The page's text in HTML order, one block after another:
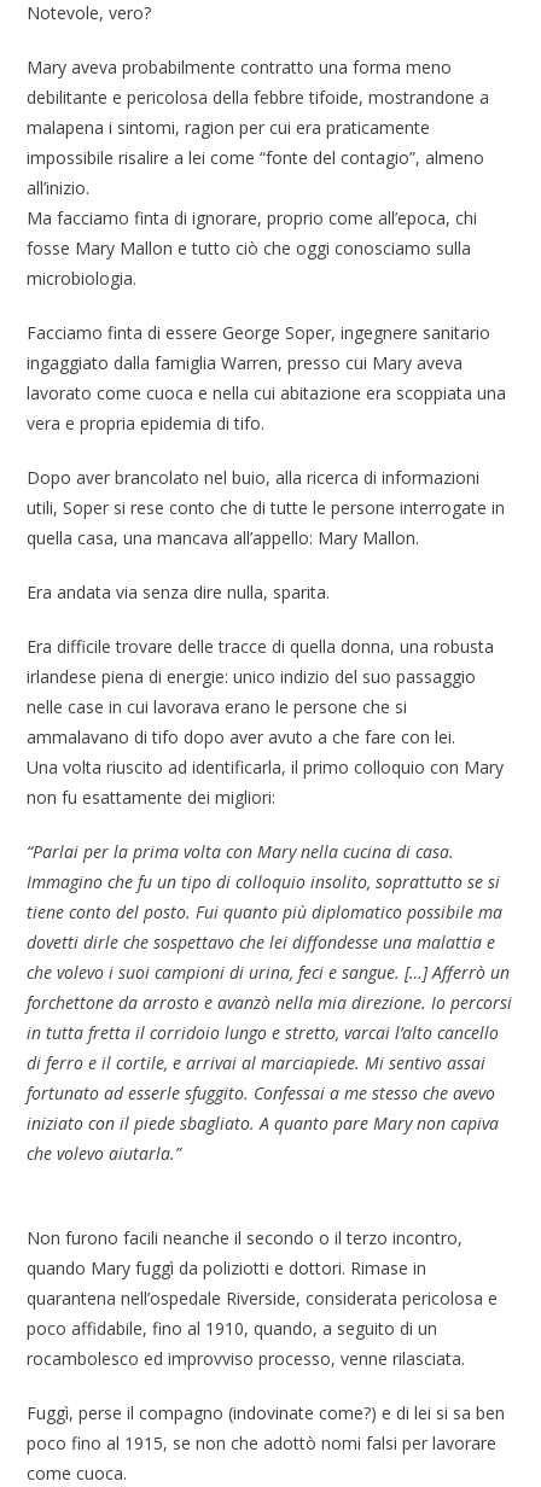
Notevole, vero?
Mary aveva probabilmente contratto una forma meno
debilitante e pericolosa della febbre tifoide, mostrandone a
malapena i sintomi, ragion per cui era praticamente
impossibile risalire a lei come “fonte del contagio”, almeno
all’inizio.
Ma facciamo finta di ignorare, proprio come all’epoca, chi
fosse Mary Mallon e tutto ciò che oggi conosciamo sulla
microbiologia.
Facciamo finta di essere George Soper, ingegnere sanitario
ingaggiato dalla famiglia Warren, presso cui Mary aveva
lavorato come cuoca e nella cui abitazione era scoppiata una
vera e propria epidemia di tifo.
Dopo aver brancolato nel buio, alla ricerca di informazioni
utili, Soper si rese conto che di tutte le persone interrogate in
quella casa, una mancava all’appello: Mary Mallon.
Era andata via senza dire nulla, sparita.
Era difficile trovare delle tracce di quella donna, una robusta
irlandese piena di energie: unico indizio del suo passaggio
nelle case in cui lavorava erano le persone che si
ammalavano di tifo dopo aver avuto a che fare con lei.
Una volta riuscito ad identificarla, il primo colloquio con Mary
non fu esattamente dei migliori:
“Parlai per la prima volta con Mary nella cucina di casa.
Immagino che fu un tipo di colloquio insolito, soprattutto se si
tiene conto del posto. Fui quanto più diplomatico possibile ma
dovetti dirle che sospettavo che lei diffondesse una malattia e
che volevo i suoi campioni di urina, feci e sangue. […] Afferrò un
forchettone da arrosto e avanzò nella mia direzione. Io percorsi
in tutta fretta il corridoio lungo e stretto, varcai l’alto cancello
di ferro e il cortile, e arrivai al marciapiede. Mi sentivo assai
fortunato ad esserle sfuggito. Confessai a me stesso che avevo
iniziato con il piede sbagliato. A quanto pare Mary non capiva
che volevo aiutarla.”
Non furono facili neanche il secondo o il terzo incontro,
quando Mary fuggì da poliziotti e dottori. Rimase in
quarantena nell’ospedale Riverside, considerata pericolosa e
poco affidabile, fino al 1910, quando, a seguito di un
rocambolesco ed improvviso processo, venne rilasciata.
Fuggì, perse il compagno (indovinate come?) e di lei si sa ben
poco fino al 1915, se non che adottò nomi falsi per lavorare
come cuoca.